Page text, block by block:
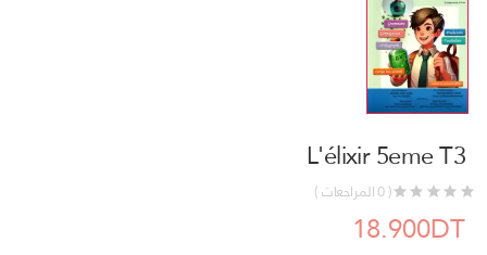
L'élixir 5eme T3
( 0 المراجعات )
18.900DT